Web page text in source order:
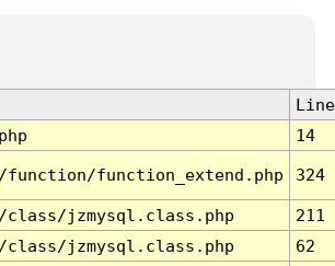
Line
14
function/function_extend.php 324
class/jzmysql.class.php
211
class/jzmysql.class.php
62